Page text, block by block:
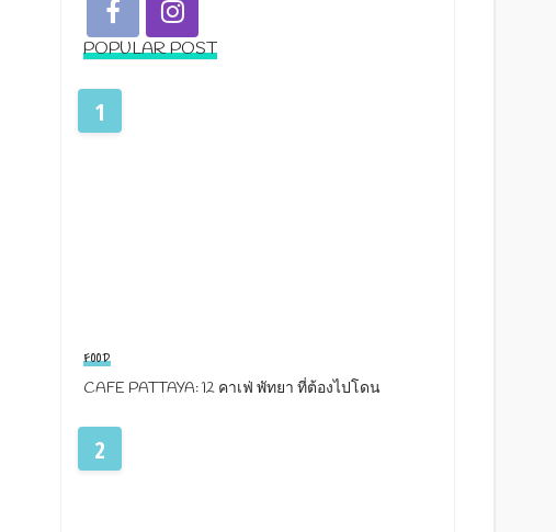
POPULAR POST
1
FOOD
CAFE PATTAYA: 12 คาเฟ่ พัทยา ที่ต้องไปโดน
2